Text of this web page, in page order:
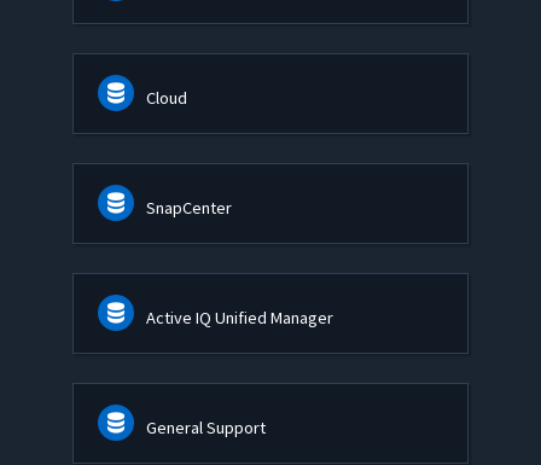
Cloud
SnapCenter
Active IQ Unified Manager
General Support